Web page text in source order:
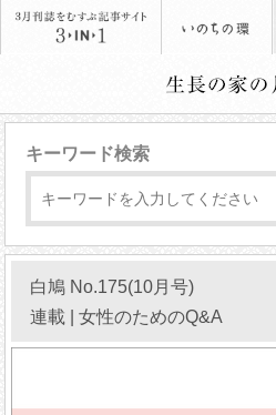
キーワード検索
白鳩 No.175(10月号)
連載 | 女性のためのQ&A